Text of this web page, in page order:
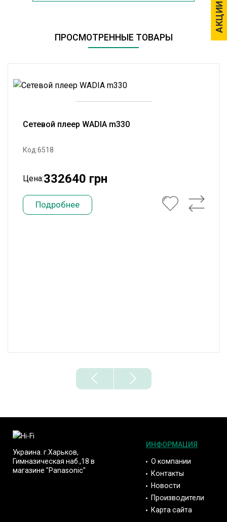
АКЦИИ
АКЦИИ
ПРОСМОТРЕННЫЕ ТОВАРЫ
Сетевой плеер WADIA m330
Код:6518
Цена:332640 грн
Подробнее
Украина. г.Харьков,
Гимназическая наб.,18 в
магазине "Panasonic"
ИНФОРМАЦИЯ
О компании
Контакты
Новости
Производители
Карта сайта